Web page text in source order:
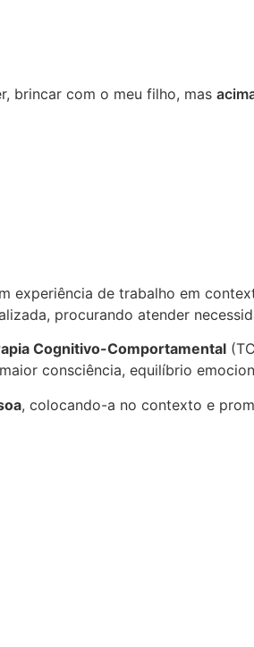
brincar com o meu filho, mas
experiência de trabalho em
procurando atender
Cognitivo-Comportamental
consciência, equilíbrio
, colocando-a no contexto e